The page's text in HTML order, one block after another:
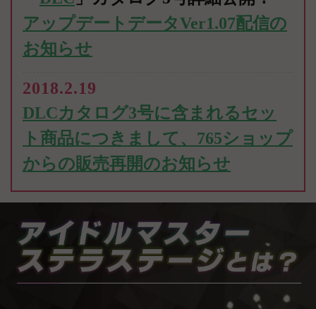
アップデートデータVer1.07配信の
お知らせ
2018.2.19
DLCカタログ3号に含まれるセッ
ト商品につきまして、765ショップ
からの販売再開のお知らせ